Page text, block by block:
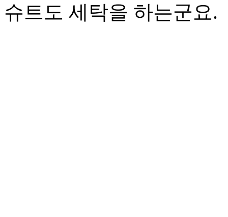
슈트도 세탁을 하는군요.